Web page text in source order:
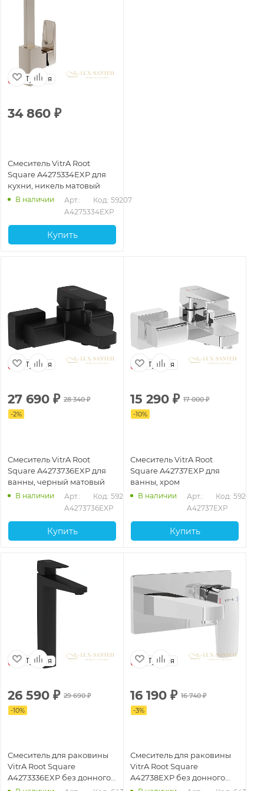
Турция
34 860 ₽
Смеситель VitrA Root
Square A4275334EXP для
кухни, никель матовый
В наличии
Арт.:
A4275334EXP
Код: 59207
Купить
Турция
27 690 ₽ 28 340₽
-2%
Смеситель VitrA Root
Square A4273736EXP для
ванны, черный матовый
В наличии
Арт.:
A4273736EXP
Код: 59204
Купить
Турция
15 290 ₽ 17 000₽
-10%
Смеситель VitrA Root
Square A42737EXP для
ванны, хром
В наличии
Арт.:
A42737EXP
Код: 59205
Купить
Турция
26 590 ₽ 29 690₽
-10%
Смеситель для раковины
VitrA Root Square
A4273336EXP без донного
клапана, черный матовый
Турция
16 190 ₽ 16 740₽
-3%
Смеситель для раковины
VitrA Root Square
A42738EXP без донного
клапана, хром